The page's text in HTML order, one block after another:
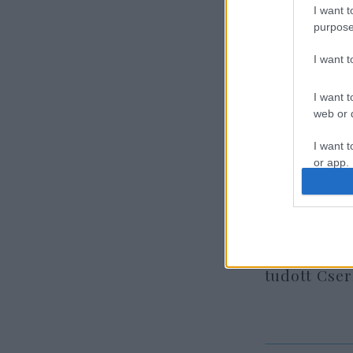
I want
I want
I want
web or
I want
or app.
I want
I want
tudott